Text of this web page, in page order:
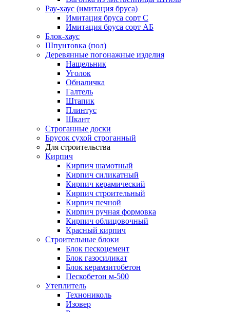
Рау-хаус (имитация бруса)
Имитация бруса сорт С
Имитация бруса сорт АБ
Блок-хаус
Шпунтовка (пол)
Деревянные погонажные изделия
Нащельник
Уголок
Обналичка
Галтель
Штапик
Плинтус
Шкант
Строганные доски
Брусок сухой строганный
Для строительства
Кирпич
Кирпич шамотный
Кирпич силикатный
Кирпич керамический
Кирпич строительный
Кирпич печной
Кирпич ручная формовка
Кирпич облицовочный
Красный кирпич
Строительные блоки
Блок пескоцемент
Блок газосиликат
Блок керамзитобетон
Пескобетон м-500
Утеплитель
Технониколь
Изовер